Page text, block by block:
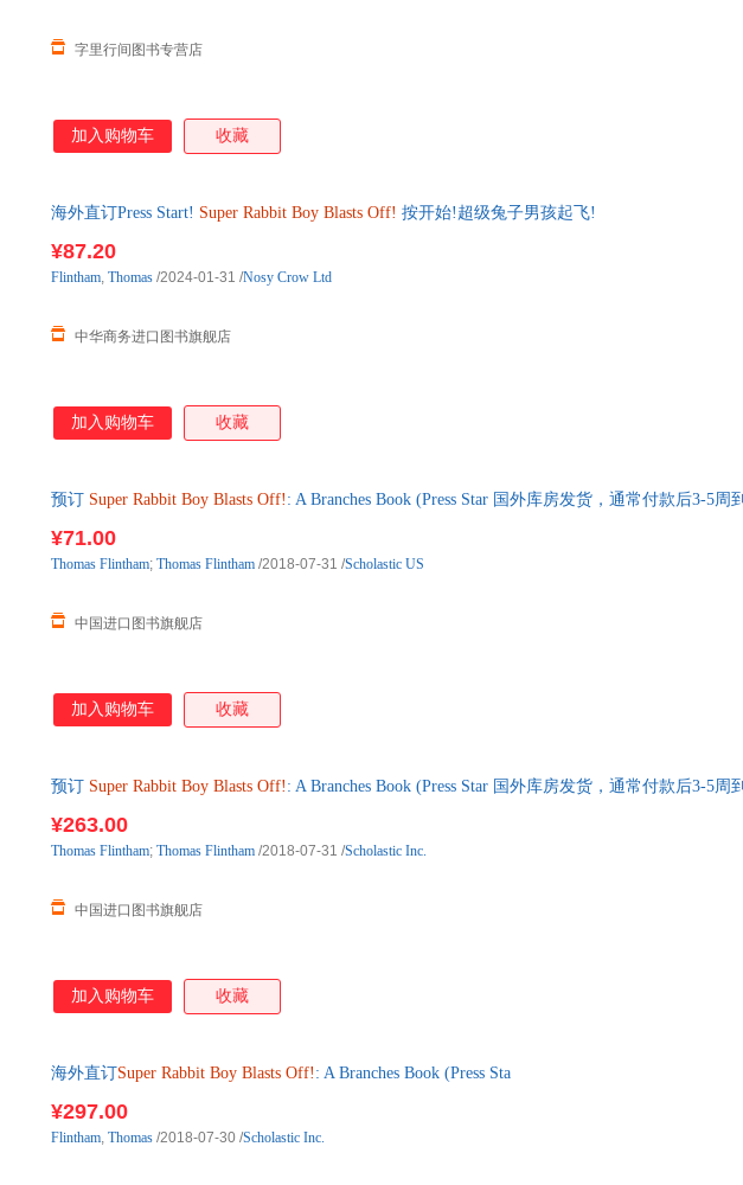
字里行间图书专营店
加入购物车 收藏
海外直订Press Start! Super Rabbit Boy Blasts Off! 按开始!超级兔子男孩起飞!
¥87.20
中华商务进口图书旗舰店
Flintham, Thomas /2024-01-31 /Nosy Crow Ltd
加入购物车 收藏
预订 Super Rabbit Boy Blasts Off! : A Branches Book (Press Star 国外库房发货，通常付款后3-5周
¥71.00
中国进口图书旗舰店
Thomas Flintham; Thomas Flintham /2018-07-31 /Scholastic US
加入购物车 收藏
预订 Super Rabbit Boy Blasts Off! : A Branches Book (Press Star 国外库房发货，通常付款后3-5周
¥263.00
中国进口图书旗舰店
Thomas Flintham; Thomas Flintham /2018-07-31 /Scholastic Inc.
加入购物车 收藏
海外直订Super Rabbit Boy Blasts Off! : A Branches Book (Press Sta
¥297.00
Flintham, Thomas /2018-07-30 /Scholastic Inc.